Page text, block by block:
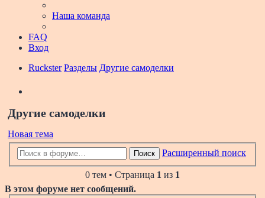
Наша команда
FAQ
Вход
Ruckster Разделы Другие самоделки
Другие самоделки
Новая тема
Поиск Расширенный поиск
0 тем • Страница 1 из 1
В этом форуме нет сообщений.